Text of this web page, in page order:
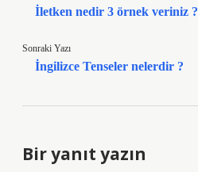
İletken nedir 3 örnek veriniz ?
Sonraki Yazı
İngilizce Tenseler nelerdir ?
Bir yanıt yazın